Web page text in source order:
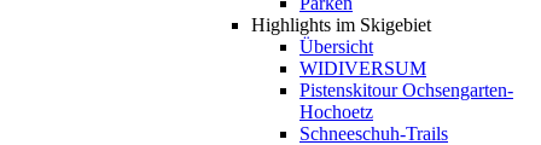
Highlights im Skigebiet
Übersicht
WIDIVERSUM
Pistenskitour Ochsengarten-
Hochoetz
Schneeschuh-Trails